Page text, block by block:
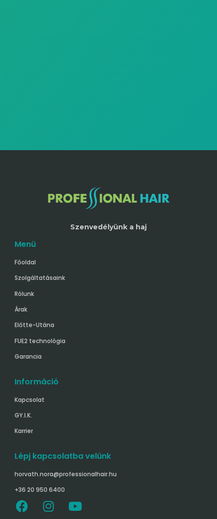
Szenvedélyünk a haj
Menü
Főoldal
Szolgáltatásaink
Rólunk
Árak
Előtte-Utána
FUE2 technológia
Garancia
Információ
Kapcsolat
GY.I.K.
Karrier
Lépj kapcsolatba velünk
horvath.nora@professionalhair.hu
+36 20 950 6400